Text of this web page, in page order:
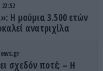
22:52
Η μούμια 3.500 ετών
ανατριχίλα
σχεδόν ποτέ; – Η